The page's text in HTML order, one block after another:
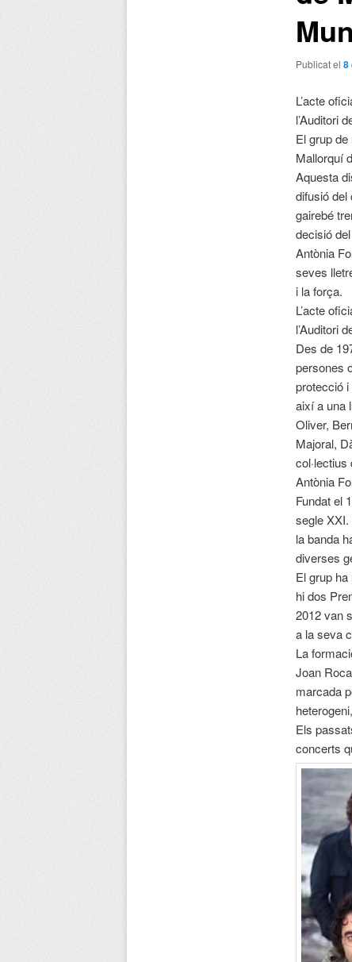
Publicat el 8
L’acte
l’Auditori
El grup
Mallorquí
Aquesta
difusió del
gairebé
decisió
Antònia
seves
i la força.
L’acte
l’Auditori
Des de
persones
protecció i
així a una
Oliver,
Majoral,
Antònia
Fundat el
segle XXI.
la banda
diverses
El grup
hi dos
2012 van
a la seva
La
Joan
marcada
Els
concerts